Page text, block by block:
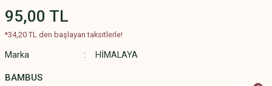
95,00 TL
*34,20 TL den başlayan taksitlerle!
Marka HİMALAYA
BAMBUS